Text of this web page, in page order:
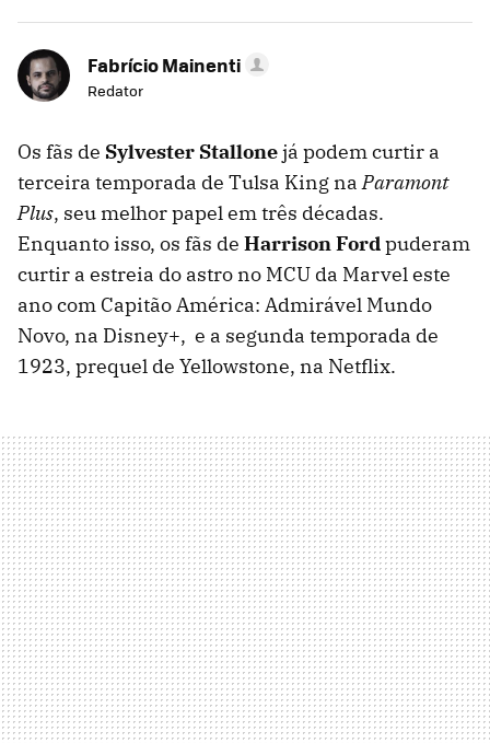
Fabrício Mainenti
Redator
Os fãs de Sylvester Stallonejá podem curtir a
terceira temporada de Tulsa King naParamont
Plus, seu melhor papel em três décadas.
Enquanto isso, os fãs de Harrison Fordpuderam
curtir a estreia do astro no MCU da Marvel este
ano com Capitão América: Admirável Mundo
Novo, na Disney+, e a segunda temporada de
1923, prequel de Yellowstone, na Netflix.